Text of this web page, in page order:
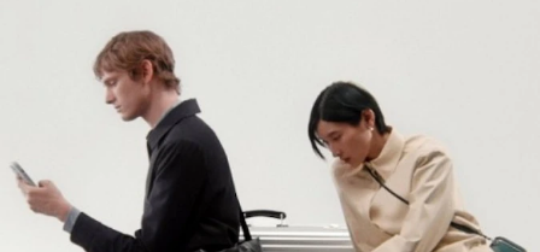
PLAYED,
PLEASE
PRESS
TO
PAUSE
MUTED,
PLEASE
PRESS
TO
UNMUTE
다양한 제품을 계속 살펴보세요
모든 리모와 백 보기